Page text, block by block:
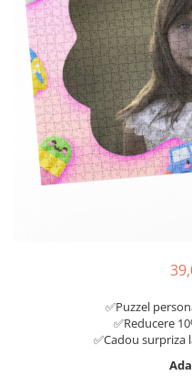
Tricouri Diverse
Tricouri Azi esti Tanar si
Tricouri Motivationale
Tricouri Mamici
Tricouri Pensionari
Tricouri Animalute
Tricouri Stari
✅Puzzel
✅Reducere
✅Cadou surpriza